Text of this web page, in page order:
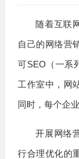
随着互联
自己的网络营
可SEO（一系
工作室中，网
同时，每个企
开展网络
行合理优化的